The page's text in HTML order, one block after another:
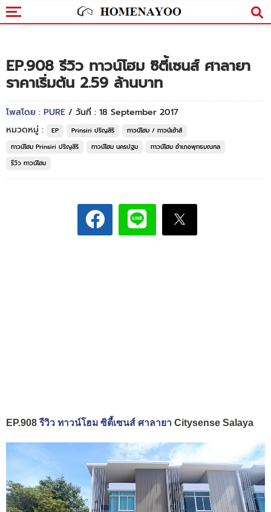
EP.908 รีวิว ทาวน์โฮม ซิตี้เซนส์ ศาลายา
ราคาเริ่มต้น 2.59 ล้านบาท
โพสโดย : PURE / วันที่ : 18 September 2017
หมวดหมู่ :
EP Prinsiri ปริญสิริ
ทาวน์โฮม / ทาวน์เฮ้าส์
ทาวน์โฮม Prinsiri ปริญสิริ
ทาวน์โฮม นครปฐม
ทาวน์โฮม อำเภอพุทธมณฑล
รีวิว ทาวน์โฮม
EP.908รีวิว ทาวน์โฮม ซิตี้เซนส์ ศาลายา Citysense Salaya